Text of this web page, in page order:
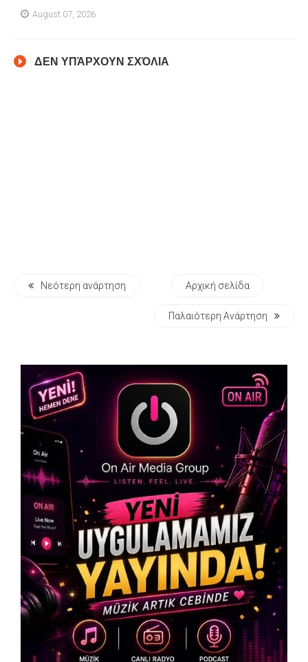
August 07, 2026
ΔΕΝ ΥΠΆΡΧΟΥΝ ΣΧΌΛΙΑ
Νεότερη ανάρτηση Αρχική σελίδα
Παλαιότερη Ανάρτηση